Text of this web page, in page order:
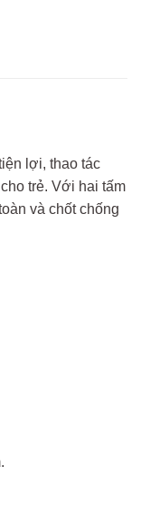
lợi, thao tác
trẻ. Với hai tấm
và chốt chống